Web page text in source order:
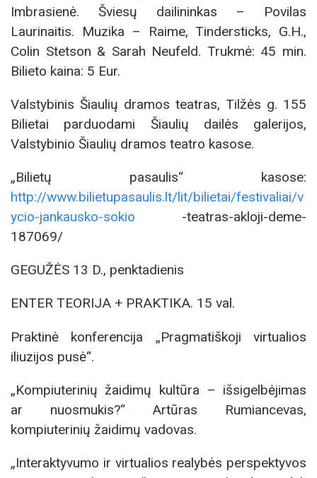
Imbrasienė. Šviesų dailininkas – Povilas
Laurinaitis. Muzika – Raime, Tindersticks, G.H.,
Colin Stetson & Sarah Neufeld. Trukmė: 45 min.
Bilieto kaina: 5 Eur.
Valstybinis Šiaulių dramos teatras, Tilžės g. 155
Bilietai parduodami Šiaulių dailės galerijos,
Valstybinio Šiaulių dramos teatro kasose.
„Bilietų pasaulis“ kasose:
http://www.bilietupasaulis.lt/lit/bilietai/festivaliai/v
ycio-jankausko-sokio -teatras-akloji-deme-
187069/
GEGUŽĖS 13 D., penktadienis
ENTER TEORIJA + PRAKTIKA. 15 val.
Praktinė konferencija „Pragmatiškoji virtualios
iliuzijos pusė“.
„Kompiuterinių žaidimų kultūra – išsigelbėjimas
ar nuosmukis?“ Artūras Rumiancevas,
kompiuterinių žaidimų vadovas.
„Interaktyvumo ir virtualios realybės perspektyvos